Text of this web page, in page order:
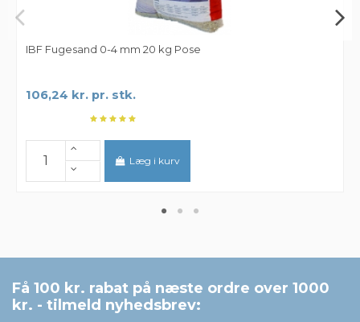
IBF Fugesand 0-4 mm 20 kg Pose
106,24 kr. pr. stk.
Læg i kurv
Få 100 kr. rabat på næste ordre over 1000
kr. - tilmeld nyhedsbrev: